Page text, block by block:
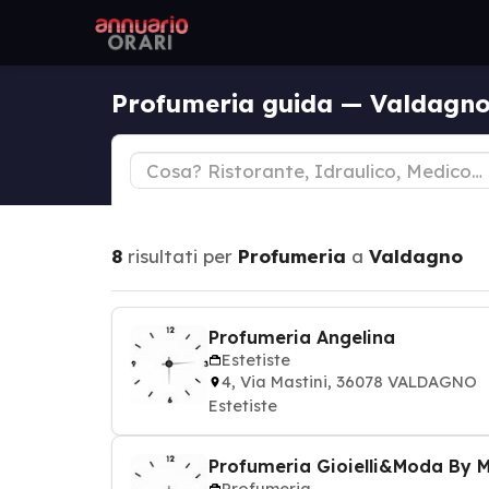
Profumeria guida — Valdagno
8 risultati per Profumeria a Valdagno
Profumeria Angelina
Estetiste
4, Via Mastini, 36078 VALDAGNO
Estetiste
Profumeria Gioielli&Moda By